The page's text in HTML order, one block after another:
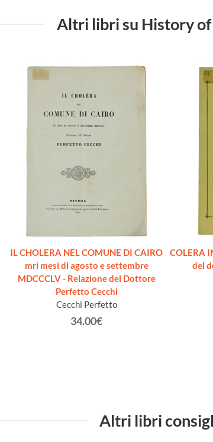
Altri libri su History
IL CHOLERA NEL COMUNE DI CAIRO
mri mesi di agosto e settembre
MDCCCLV - Relazione del Dottore
Perfetto Cecchi
Cecchi Perfetto
34.00€
COLERA
del
Altri libri